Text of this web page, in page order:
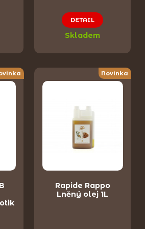
DETAIL
Skladem
Novinka
Rapide Rappo
Lněný olej 1L